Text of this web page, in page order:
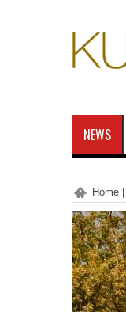
NEWS
Home